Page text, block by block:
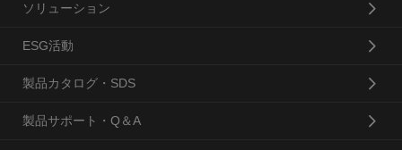
ソリューション
ESG活動
製品カタログ・SDS
製品サポート・Q＆A